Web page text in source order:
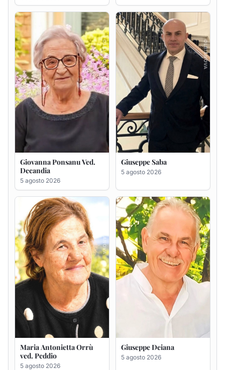
Giovanna Ponsanu Ved.
Decandia
5 agosto 2026
Giuseppe Saba
5 agosto 2026
Maria Antonietta Orrù
ved. Peddio
5 agosto 2026
Giuseppe Deiana
5 agosto 2026